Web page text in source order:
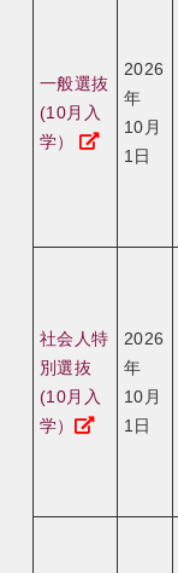
一般選抜
(10月入
学）
2026
年
10月
1日
社会人特
別選抜
(10月入
学）
2026
年
10月
1日